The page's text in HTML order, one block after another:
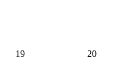
19 20